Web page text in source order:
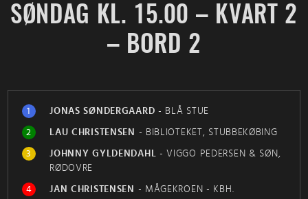
SØNDAG KL. 15.00 – KVART 2
– BORD 2
1 JONAS SØNDERGAARD - BLÅ STUE
2
LAU CHRISTENSEN - BIBLIOTEKET, STUBBEKØBING
3
JOHNNY GYLDENDAHL -VIGGO PEDERSEN & SØN,
RØDOVRE
4
JAN CHRISTENSEN - MÅGEKROEN - KBH.